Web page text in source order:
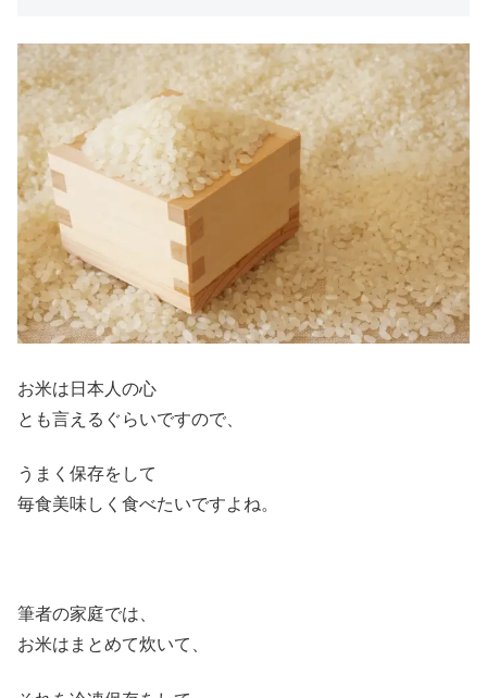
お米は日本人の心
とも言えるぐらいですので、
うまく保存をして
毎食美味しく食べたいですよね。
筆者の家庭では、
お米はまとめて炊いて、